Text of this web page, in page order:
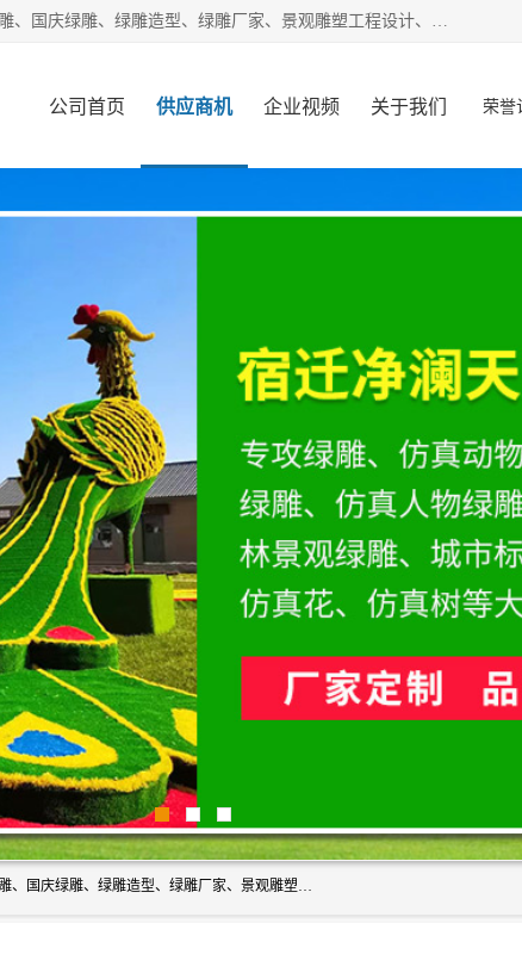
宿迁净澜天景观工程有限公司经营范围包括草雕、植物雕塑、景区绿雕、国庆绿雕、绿雕造型、绿雕厂家、景观雕塑工程设计、施工;绿化工程设计、施工、养护;绿化苗木、盆景种植、销售;是一家大型立体花坛草雕绿雕、五色草造型绿雕，仿真植物绿雕、稻草人工艺品、不锈钢雕塑等策划制作厂家，提供绿雕设计，制作,加工，及安装一站式服务。
公司首页 供应商机 企业视频 关于我们 荣誉
宿迁净澜天景观工程有限公司经营范围包括草雕、植物雕塑、景区绿雕、国庆绿雕、绿雕造型、绿雕厂家、景观雕塑工程设计、施工;绿化工程设计、施工、养护;绿化苗木、盆景种植、销售;是一家大型立体花坛草雕绿雕、五色草造型绿雕，仿真植物绿雕、稻草人工艺品、不锈钢雕塑等策划制作厂家，提供绿雕设计，制作,加工，及安装一站式服务。